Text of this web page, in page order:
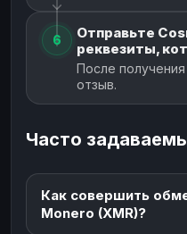
6
Отправьте
реквезиты,
После
отзыв.
Часто
Как совершить
Monero (XMR)?